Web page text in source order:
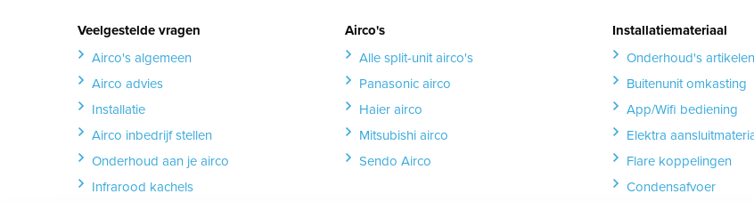
Veelgestelde vragen
Airco's algemeen
Airco advies
Installatie
Airco inbedrijf stellen
Onderhoud aan je airco
Infrarood kachels
Airco's
Alle split-unit airco's
Panasonic airco
Haier airco
Mitsubishi airco
Sendo Airco
Installatiemateriaal
Onderhoud's artikelen
Buitenunit omkasting
App/Wifi bediening
Elektra
Flare koppelingen
Condensafvoer